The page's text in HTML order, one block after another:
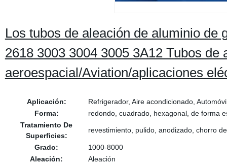
Los tubos de aleación de aluminio de
2618 3003 3004 3005 3A12 Tubos
aeroespacial/Aviation/aplicaciones
Aplicación:
Refrigerador, Aire acondicionado,
Forma:
redondo, cuadrado, hexagonal, de forma
Tratamiento De
Superficies:
revestimiento, pulido, anodizado, chorro
Grado:
1000-8000
Aleación:
Aleación